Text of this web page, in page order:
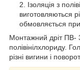
Ізоляція з
виготовляються
обмовляється
Монтажний дріт ПВ-
полівінілхлориду.
різні вигини і